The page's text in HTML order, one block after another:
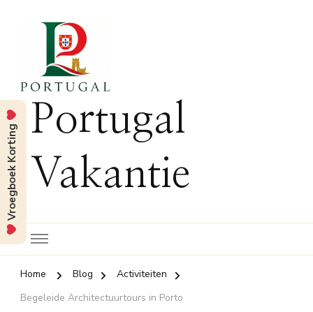
Portugal
Vakantie
Home Blog
Activiteiten
Begeleide Architectuurtours in Porto
Vroegboek Korting